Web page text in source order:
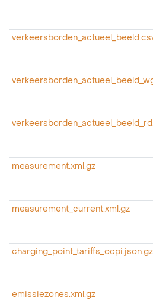
measurement.xml.gz
measurement_current.xml.gz
charging_point_tariffs_ocpi.json.gz
emissiezones.xml.gz